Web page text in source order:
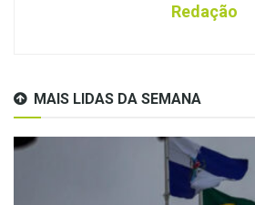
Redação
MAIS LIDAS DA SEMANA